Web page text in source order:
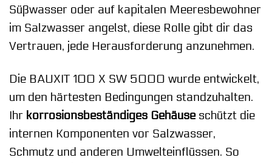
Süßwasser oder auf kapitalen Meeresbewohner
im Salzwasser angelst, diese Rolle gibt dir das
Vertrauen, jede Herausforderung anzunehmen.
Die BAUXIT 100 X SW 5000 wurde entwickelt,
um den härtesten Bedingungen standzuhalten.
Ihr korrosionsbeständiges Gehäuseschützt die
internen Komponenten vor Salzwasser,
Schmutz und anderen Umwelteinflüssen. So